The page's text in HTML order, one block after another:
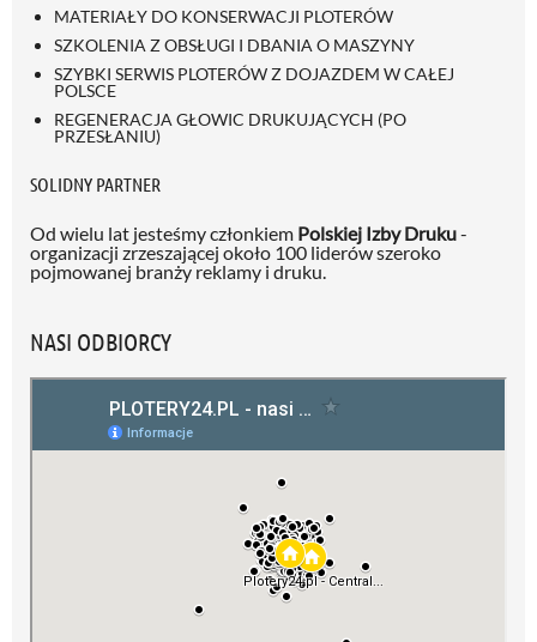
MATERIAŁY DO KONSERWACJI PLOTERÓW
SZKOLENIA Z OBSŁUGI I DBANIA O MASZYNY
SZYBKI SERWIS PLOTERÓW Z DOJAZDEM W CAŁEJ
POLSCE
REGENERACJA GŁOWIC DRUKUJĄCYCH (PO
PRZESŁANIU)
SOLIDNY PARTNER
Od wielu lat jesteśmy członkiem Polskiej Izby Druku-
organizacji zrzeszającej około 100 liderów szeroko
pojmowanej branży reklamy i druku.
NASI ODBIORCY